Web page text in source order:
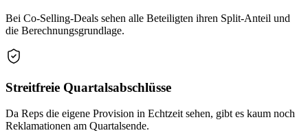
Bei Co-Selling-Deals sehen alle Beteiligten ihren Split-Anteil und
die Berechnungsgrundlage.
Streitfreie Quartalsabschlüsse
Da Reps die eigene Provision in Echtzeit sehen, gibt es kaum noch
Reklamationen am Quartalsende.